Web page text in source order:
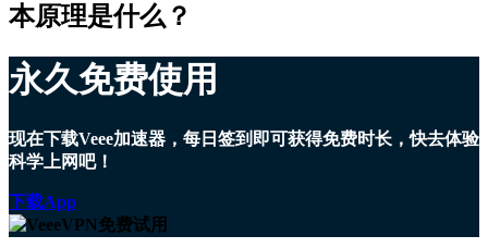
本原理是什么？
永久免费使用
现在下载Veee加速器，每日签到即可获得免费时长，快去体验
科学上网吧！
下载App